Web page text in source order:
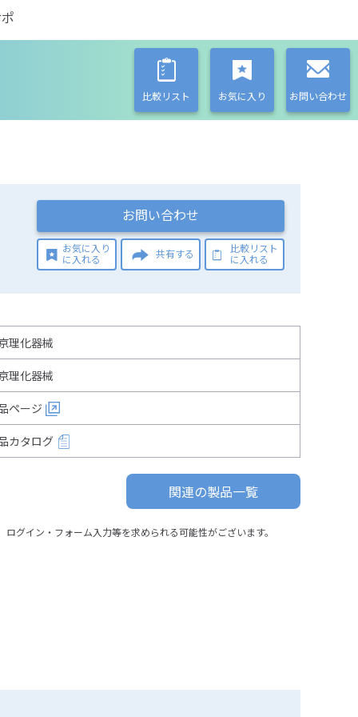
比較リスト お気に入り お問い合わせ
お問い合わせ
お気に入り
に入れる
共有する
比較リスト
に入れる
理化器械
理化器械
ページ
カタログ
関連の製品一覧
グイン・フォーム入力等を求められる可能性がございます。